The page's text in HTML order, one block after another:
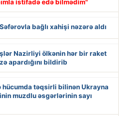
istifadə edə bilmədim"
bağlı xahişi nəzərə aldı
Nazirliyi ölkənin hər bir raket
apardığını bildirib
hücumda təqsirli bilinən Ukrayna
muzdlu əsgərlərinin sayı